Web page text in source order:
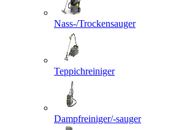
Nass-/Trockensauger
Teppichreiniger
Dampfreiniger/-sauger